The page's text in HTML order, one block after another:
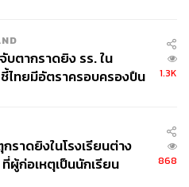
กทราฟฟิกในห้างลดลงอย่างมี
ตัวเลขผู้ติดเชื้อสูงขึ้นเรื่อยๆ
ยดันยอดขาย
านการณ์โควิดรวมถึง
ารให้บริการโดย
ตากราดยิง รร. ใน
ไทยมีอัตราครอบครองปืน
1.3K
ราดยิงในโรงเรียนต่าง
ที่ผู้ก่อเหตุเป็นนักเรียน
868